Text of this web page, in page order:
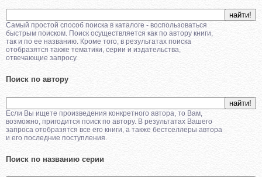
Самый простой способ поиска в каталоге - воспользоваться
быстрым поиском. Поиск осуществляется как по автору книги,
так и по ее названию. Кроме того, в результатах поиска
отобразятся также тематики, серии и издательства,
отвечающие запросу.
Поиск по автору
Если Вы ищете произведения конкретного автора, то Вам,
возможно, пригодится поиск по автору. В результатах Вашего
запроса отобразятся все его книги, а также бестселлеры автора
и его последние поступления.
Поиск по названию серии